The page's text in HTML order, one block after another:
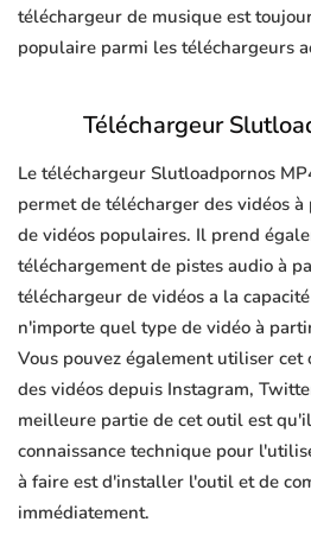
téléchargeur de musique est
populaire parmi les téléchargeurs
Téléchargeur
Le téléchargeur Slutloadpornos
permet de télécharger des vidéos
de vidéos populaires. Il prend
téléchargement de pistes audio à
téléchargeur de vidéos a la
n'importe quel type de vidéo à
Vous pouvez également utiliser
des vidéos depuis Instagram,
meilleure partie de cet outil est
connaissance technique pour
à faire est d'installer l'outil et de
immédiatement.